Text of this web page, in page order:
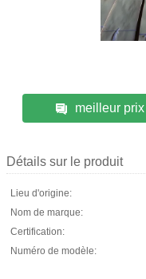
meilleur prix
Détails sur le produit
Lieu d'origine:
Nom de marque:
Certification:
Numéro de modèle: